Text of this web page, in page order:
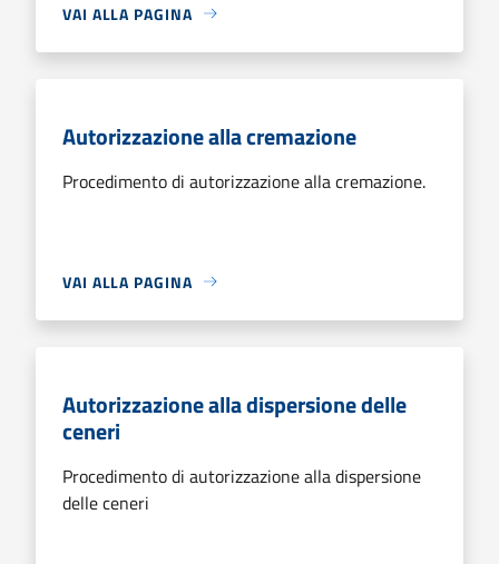
VAI ALLA PAGINA
Autorizzazione alla cremazione
Procedimento di autorizzazione alla cremazione.
VAI ALLA PAGINA
Autorizzazione alla dispersione delle
ceneri
Procedimento di autorizzazione alla dispersione
delle ceneri